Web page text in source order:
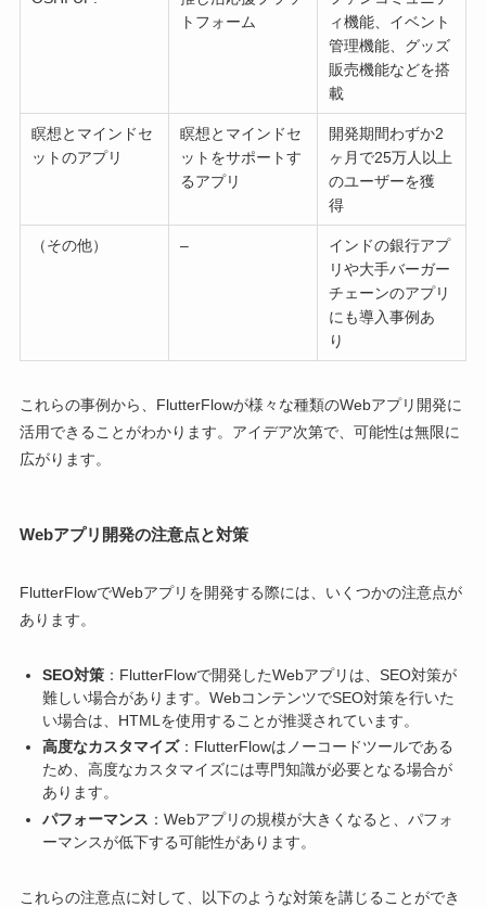
トフォーム
ィ機能、イベント
管理機能、グッズ
販売機能などを搭
載
瞑想とマインドセ
ットのアプリ
瞑想とマインドセ
ットをサポートす
るアプリ
開発期間わずか2
ヶ月で25万人以上
のユーザーを獲
得
（その他） –
インドの銀行アプ
リや大手バーガー
チェーンのアプリ
にも導入事例あ
り
これらの事例から、FlutterFlowが様々な種類のWebアプリ開発に
活用できることがわかります。アイデア次第で、可能性は無限に
広がります。
Webアプリ開発の注意点と対策
FlutterFlowでWebアプリを開発する際には、いくつかの注意点が
あります。
SEO対策：FlutterFlowで開発したWebアプリは、SEO対策が
難しい場合があります。WebコンテンツでSEO対策を行いた
い場合は、HTMLを使用することが推奨されています。
高度なカスタマイズ：FlutterFlowはノーコードツールである
ため、高度なカスタマイズには専門知識が必要となる場合が
あります。
パフォーマンス ：Webアプリの規模が大きくなると、パフォ
ーマンスが低下する可能性があります。
これらの注意点に対して、以下のような対策を講じることができ